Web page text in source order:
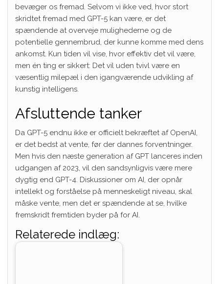
bevæger os fremad. Selvom vi ikke ved, hvor stort
skridtet fremad med GPT-5 kan være, er det
spændende at overveje mulighederne og de
potentielle gennembrud, der kunne komme med dens
ankomst. Kun tiden vil vise, hvor effektiv det vil være,
men én ting er sikkert: Det vil uden tvivl være en
væsentlig milepæl i den igangværende udvikling af
kunstig intelligens.
Afsluttende tanker
Da GPT-5 endnu ikke er officielt bekræftet af OpenAI,
er det bedst at vente, før der dannes forventninger.
Men hvis den næste generation af GPT lanceres inden
udgangen af 2023, vil den sandsynligvis være mere
dygtig end GPT-4. Diskussioner om AI, der opnår
intellekt og forståelse på menneskeligt niveau, skal
måske vente, men det er spændende at se, hvilke
fremskridt fremtiden byder på for AI.
Relaterede indlæg: